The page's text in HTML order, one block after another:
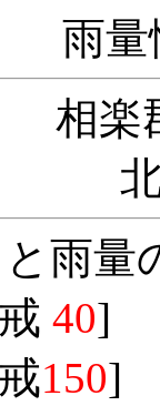
雨量
相楽
雨量
40]
150]